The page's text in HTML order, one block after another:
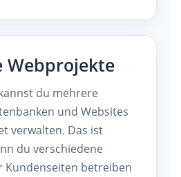
Webprojekte
du mehrere
und Websites
verwalten. Das ist
du verschiedene
Kundenseiten betreiben